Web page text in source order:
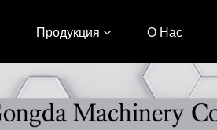
Продукция О Нас